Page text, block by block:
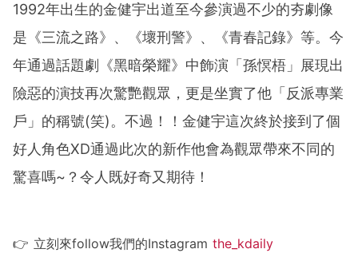
1992年出生的金健宇出道至今參演過不少的夯劇像
是《三流之路》、《壞刑警》、《青春記錄》等。今
年通過話題劇《黑暗榮耀》中飾演「 孫慏梧 」展現出
險惡的演技再次驚艷觀眾，更是坐實了他「反派專業
戶」的稱號(笑)。不過！！金健宇這次終於接到了個
好人角色XD通過此次的新作他會為觀眾帶來不同的
驚喜嗎~？令人既好奇又期待！
👉 立刻來follow我們的Instagram the_kdaily